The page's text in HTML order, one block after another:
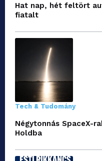
Hat nap, hét feltört
fiatalt
Tech & Tudomány
Négytonnás SpaceX-
Holdba